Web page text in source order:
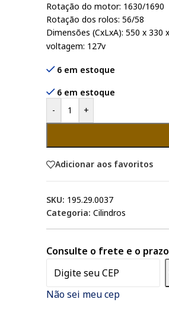
Rotação do motor: 1630/1690
Rotação dos rolos: 56/58
Dimensões (CxLxA): 550 x 330
voltagem: 127v
6 em estoque
6 em estoque
-
+
Adicionar aos favoritos
SKU: 195.29.0037
Categoria: Cilindros
Consulte o frete e o
Não sei meu cep